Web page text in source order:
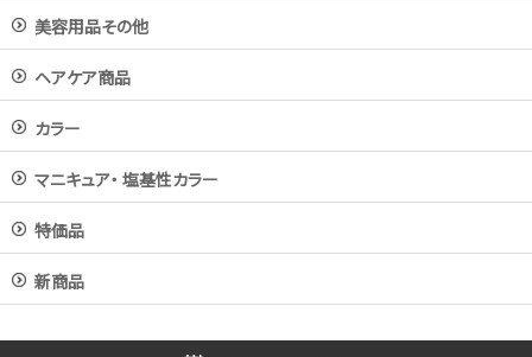
美容用品その他
ヘアケア商品
カラー
マニキュア・ 塩基性カラー
特価品
新商品